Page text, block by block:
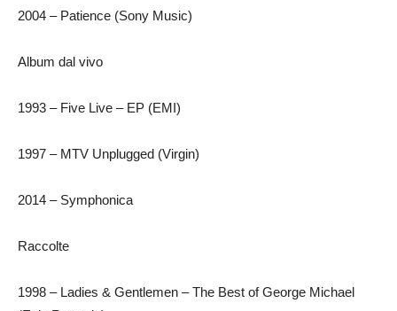
2004 – Patience (Sony Music)
Album dal vivo
1993 – Five Live – EP (EMI)
1997 – MTV Unplugged (Virgin)
2014 – Symphonica
Raccolte
1998 – Ladies & Gentlemen – The Best of George Michael